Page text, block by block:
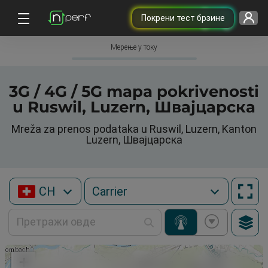
Покрени тест брзине
Мерење у току
3G / 4G / 5G mapa pokrivenosti
u Ruswil, Luzern, Швајцарска
Mreža za prenos podataka u Ruswil, Luzern, Kanton
Luzern, Швајцарска
CH